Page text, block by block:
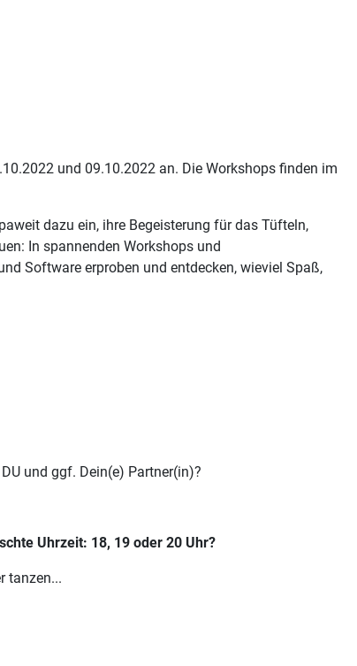
und 09.10.2022 an. Die Workshops finden im
dazu ein, ihre Begeisterung für das Tüfteln,
In spannenden Workshops und
Software erproben und entdecken, wieviel Spaß,
und ggf. Dein(e) Partner(in)?
Uhrzeit: 18, 19 oder 20 Uhr?
tanzen...